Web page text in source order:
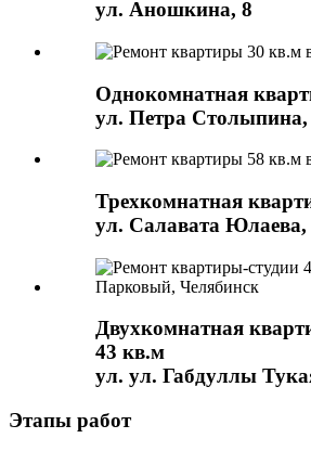
ул. Аношкина, 8
Однокомнатная
ул. Петра Столыпина,
Трехкомнатная
ул. Салавата Юлаева,
Двухкомнатная
43 кв.м
ул. ул. Габдуллы
Этапы работ